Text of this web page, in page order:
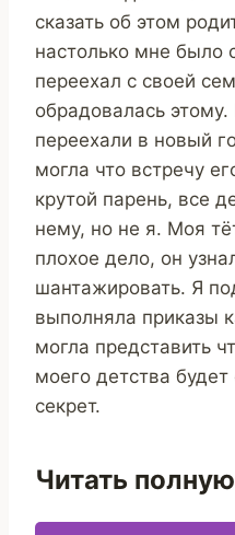
сказать об этом
настолько мне было
переехал с своей
обрадовалась
переехали в новый
могла что встречу
крутой парень, все
нему, но не я. Моя
плохое дело, он
шантажировать. Я
выполняла приказы
могла представить
моего детства
секрет.
Читать